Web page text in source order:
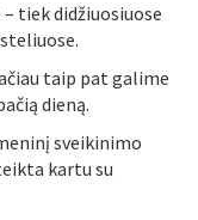
tiek didžiuosiuose
taip pat galime
dieną.
sveikinimo
kartu su